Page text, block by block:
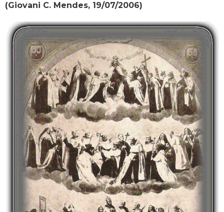
(Giovani C. Mendes, 19/07/2006)